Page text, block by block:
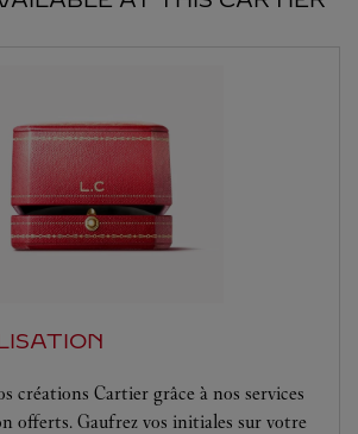
créations Cartier grâce à nos services
offerts. Gaufrez vos initiales sur votre